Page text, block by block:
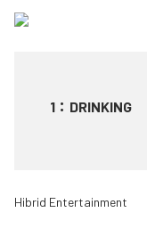
1 ： DRINKING
Hibrid Entertainment